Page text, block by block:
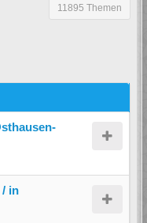
11895 Themen
/ in